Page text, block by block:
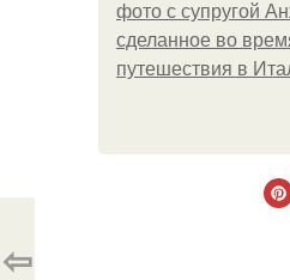
фото с супругой
сделанное во
путешествия в
⇦